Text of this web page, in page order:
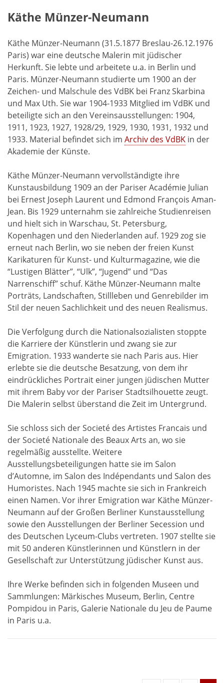
Käthe Münzer-Neumann
Käthe Münzer-Neumann (31.5.1877 Breslau-26.12.1976
Paris) war eine deutsche Malerin mit jüdischer
Herkunft. Sie lebte und arbeitete u.a. in Berlin und
Paris. Münzer-Neumann studierte um 1900 an der
Zeichen- und Malschule des VdBK bei Franz Skarbina
und Max Uth. Sie war 1904-1933 Mitglied im VdBK und
beteiligte sich an den Vereinsausstellungen: 1904,
1911, 1923, 1927, 1928/29, 1929, 1930, 1931, 1932 und
1933. Material befindet sich im Archiv des VdBK in der
Akademie der Künste.
Käthe Münzer-Neumann vervollständigte ihre
Kunstausbildung 1909 an der Pariser Académie Julian
bei Ernest Joseph Laurent und Edmond François Aman-
Jean. Bis 1929 unternahm sie zahlreiche Studienreisen
und hielt sich in Warschau, St. Petersburg,
Kopenhagen und den Niederlanden auf. 1929 zog sie
erneut nach Berlin, wo sie neben der freien Kunst
Karikaturen für Kunst- und Kulturmagazine, wie die
“Lustigen Blätter”, “Ulk”, “Jugend” und “Das
Narrenschiff” schuf. Käthe Münzer-Neumann malte
Porträts, Landschaften, Stillleben und Genrebilder im
Stil der neuen Sachlichkeit und des neuen Realismus.
Die Verfolgung durch die Nationalsozialisten stoppte
die Karriere der Künstlerin und zwang sie zur
Emigration. 1933 wanderte sie nach Paris aus. Hier
erlebte sie die deutsche Besatzung, von dem ihr
eindrückliches Portrait einer jungen jüdischen Mutter
mit ihrem Baby vor der Pariser Stadtsilhouette zeugt.
Die Malerin selbst überstand die Zeit im Untergrund.
Sie schloss sich der Societé des Artistes Francais und
der Societé Nationale des Beaux Arts an, wo sie
regelmäßig ausstellte. Weitere
Ausstellungsbeteiligungen hatte sie im Salon
d’Automne, im Salon des Indépendants und Salon des
Humoristes. Nach 1945 machte sie sich in Frankreich
einen Namen. Vor ihrer Emigration war Käthe Münzer-
Neumann auf der Großen Berliner Kunstausstellung
sowie den Ausstellungen der Berliner Secession und
des Deutschen Lyceum-Clubs vertreten. 1907 stellte sie
mit 50 anderen Künstlerinnen und Künstlern in der
Gesellschaft zur Unterstützung jüdischer Kunst aus.
Ihre Werke befinden sich in folgenden Museen und
Sammlungen: Märkisches Museum, Berlin, Centre
Pompidou in Paris, Galerie Nationale du Jeu de Paume
in Paris u.a.